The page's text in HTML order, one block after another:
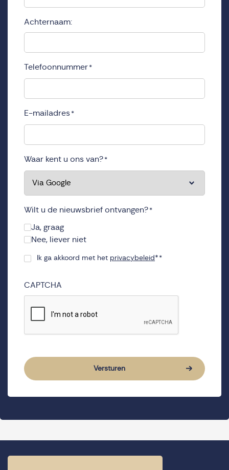
Achternaam:
Telefoonnummer *
E-mailadres *
Waar kent u ons van? *
Wilt u de nieuwsbrief ontvangen? *
Ja, graag
Nee, liever niet
Consent*
Ik ga akkoord met het privacybeleid * *
CAPTCHA
Versturen